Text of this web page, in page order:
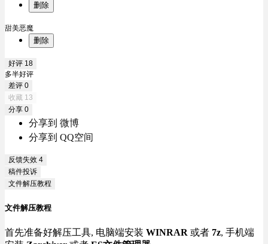
删除
甜美恶魔
删除
好评 18
多半好评
差评 0
收藏 13
分享 0
分享到 微博
分享到 QQ空间
反馈失效 4
稿件投诉
文件解压教程
文件解压教程
首先准备好解压工具, 电脑端安装 WINRAR 或者 7z, 手机端